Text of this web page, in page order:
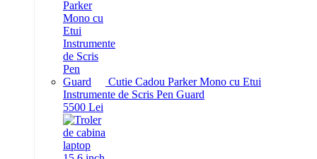
Cutie Cadou Parker Mono cu Etui
Instrumente de Scris Pen Guard
5500 Lei